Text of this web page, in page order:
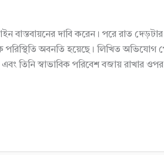
বাস্তবায়নের দাবি করেন। পরে রাত
পরিস্থিতি অবনতি হয়েছে। লিখিত
তিনি স্বাভাবিক পরিবেশ বজায় রাখার